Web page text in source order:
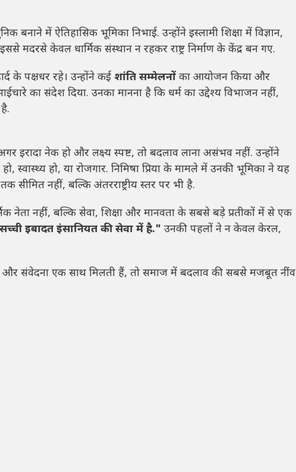
में ऐतिहासिक भूमिका निभाई. उन्होंने इस्लामी शिक्षा में विज्ञान,
मदरसे केवल धार्मिक संस्थान न रहकर राष्ट्र निर्माण के केंद्र बन गए.
के पक्षधर रहे। उन्होंने कई शांति सम्मेलनों का आयोजन किया और
का संदेश दिया. उनका मानना है कि धर्म का उद्देश्य विभाजन नहीं,
नेक हो और लक्ष्य स्पष्ट, तो बदलाव लाना असंभव नहीं. उन्होंने
स्वास्थ्य हो, या रोजगार. निमिषा प्रिया के मामले में उनकी भूमिका ने यह
सीमित नहीं, बल्कि अंतरराष्ट्रीय स्तर पर भी है.
नेता नहीं, बल्कि सेवा, शिक्षा और मानवता के सबसे बड़े प्रतीकों में से एक
इबादत इंसानियत की सेवा में है." उनकी पहलों ने न केवल केरल,
और संवेदना एक साथ मिलती हैं, तो समाज में बदलाव की सबसे मजबूत नींव